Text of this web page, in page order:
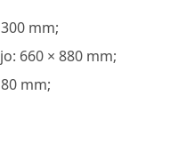
mm;
660 × 880 mm;
mm;